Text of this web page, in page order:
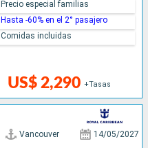
US$ 2,290 +Tasas
Precio especial familias
Hasta -60% en el 2° pasajero
Comidas incluidas
Vancouver 14/05/2027